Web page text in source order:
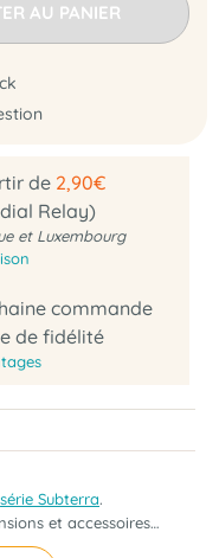
AU PANIER
de 2,90€
Relay)
et Luxembourg
commande
de fidélité
série Subterra.
et accessoires…